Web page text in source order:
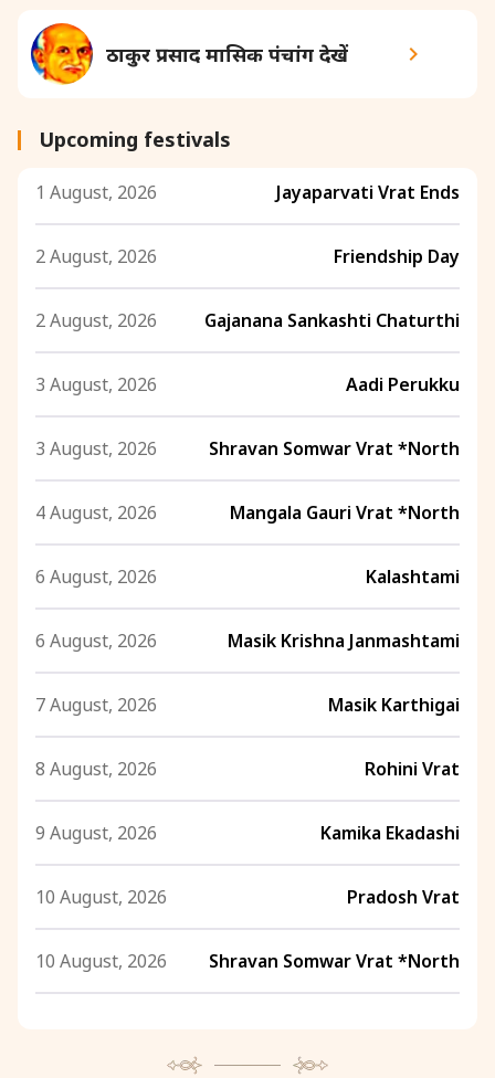
ठाकुर प्रसाद मासिक पंचांग देखें
Upcoming festivals
1 August, 2026 Jayaparvati Vrat Ends
2 August, 2026 Friendship Day
2 August, 2026 Gajanana Sankashti Chaturthi
3 August, 2026 Aadi Perukku
3 August, 2026 Shravan Somwar Vrat *North
4 August, 2026 Mangala Gauri Vrat *North
6 August, 2026 Kalashtami
6 August, 2026 Masik Krishna Janmashtami
7 August, 2026 Masik Karthigai
8 August, 2026 Rohini Vrat
9 August, 2026 Kamika Ekadashi
10 August, 2026 Pradosh Vrat
10 August, 2026 Shravan Somwar Vrat *North